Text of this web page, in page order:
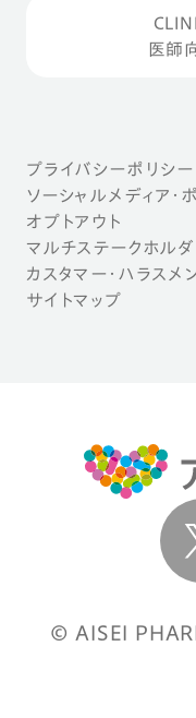
医師
プライバシーポリシー
ソーシャルメディア・
オプトアウト
マルチステークホル
カスタマー・ハラス
サイトマップ
© AISEI